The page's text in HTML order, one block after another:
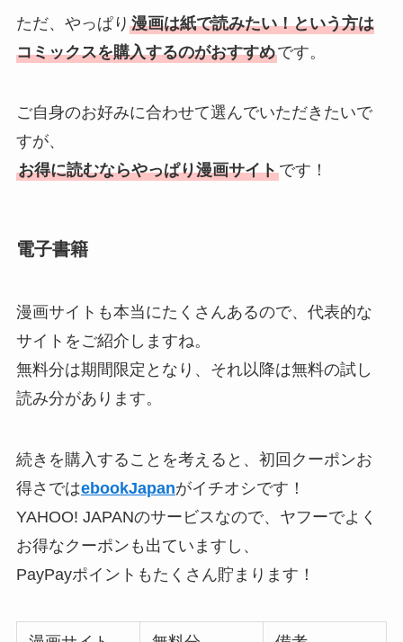
ただ、やっぱり 漫画は紙で読みたい！という方は
コミックスを購入するのがおすすめです。
ご自身のお好みに合わせて選んでいただきたいで
すが、
お得に読むならやっぱり漫画サイトです！
電子書籍
漫画サイトも本当にたくさんあるので、代表的な
サイトをご紹介しますね。
無料分は期間限定となり、それ以降は無料の試し
読み分があります。
続きを購入することを考えると、初回クーポンお
得さではebookJapanがイチオシです！
YAHOO! JAPANのサービスなので、ヤフーでよく
お得なクーポンも出ていますし、
PayPayポイントもたくさん貯まります！